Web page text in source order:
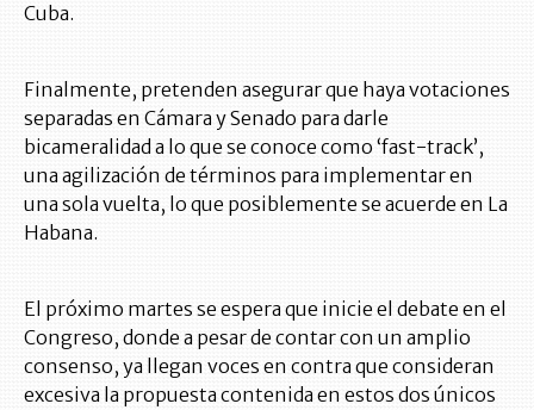
Cuba.
Finalmente, pretenden asegurar que haya votaciones
separadas en Cámara y Senado para darle
bicameralidad a lo que se conoce como ‘fast-track’,
una agilización de términos para implementar en
una sola vuelta, lo que posiblemente se acuerde en La
Habana.
El próximo martes se espera que inicie el debate en el
Congreso, donde a pesar de contar con un amplio
consenso, ya llegan voces en contra que consideran
excesiva la propuesta contenida en estos dos únicos